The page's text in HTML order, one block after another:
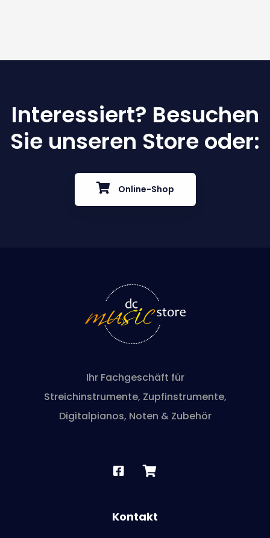
Interessiert? Besuchen
Sie unseren Store oder:
Online-Shop
Ihr Fachgeschäft für
Streichinstrumente, Zupfinstrumente,
Digitalpianos, Noten & Zubehör
Kontakt